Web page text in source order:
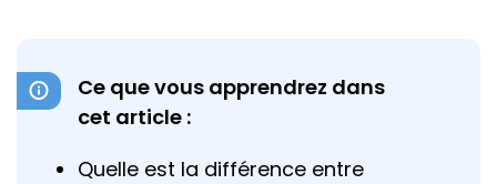
Ce que vous apprendrez dans
cet article :
Quelle est la différence entre